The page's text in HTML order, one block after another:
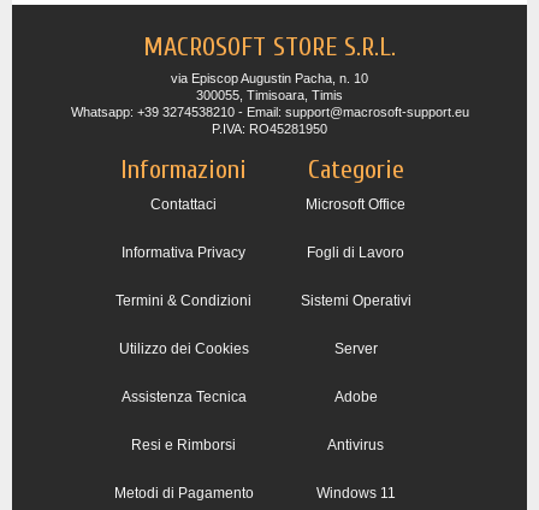
MACROSOFT STORE S.R.L.
via Episcop Augustin Pacha, n. 10
300055, Timisoara, Timis
Whatsapp: +39 3274538210 - Email: support@macrosoft-support.eu
P.IVA: RO45281950
Informazioni
Contattaci
Informativa Privacy
Termini & Condizioni
Utilizzo dei Cookies
Assistenza Tecnica
Resi e Rimborsi
Metodi di Pagamento
Categorie
Microsoft Office
Fogli di Lavoro
Sistemi Operativi
Server
Adobe
Antivirus
Windows 11